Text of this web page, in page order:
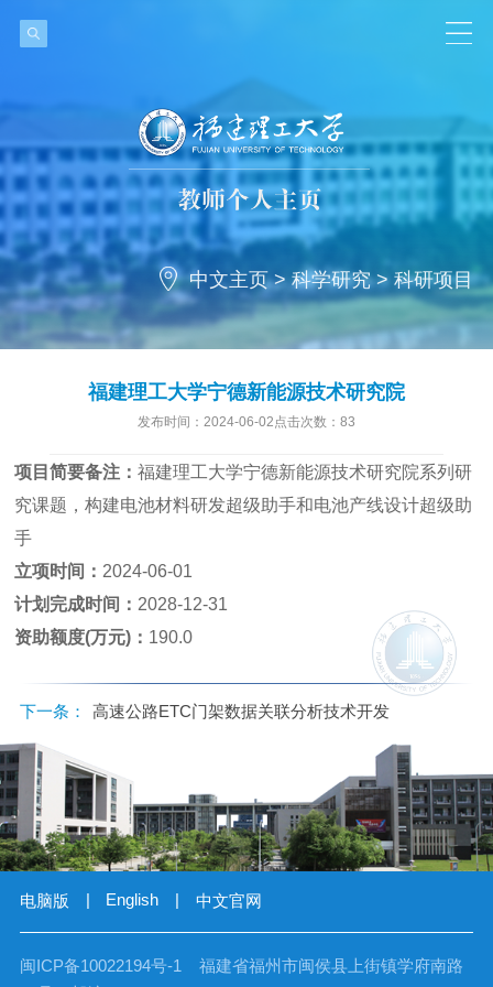
中文主页>科学研究>科研项目
福建理工大学宁德新能源技术研究院
发布时间：2024-06-02点击次数： 83
项目简要备注：福建理工大学宁德新能源技术研究院系列研
究课题，构建电池材料研发超级助手和电池产线设计超级助
手
立项时间： 2024-06-01
计划完成时间： 2028-12-31
资助额度(万元)： 190.0
下一条： 高速公路ETC门架数据关联分析技术开发
电脑版 English 中文官网
闽ICP备10022194号-1 福建省福州市闽侯县上街镇学府南路